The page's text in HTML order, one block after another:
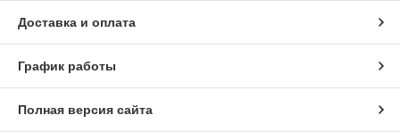
Доставка и оплата
График работы
Полная версия сайта